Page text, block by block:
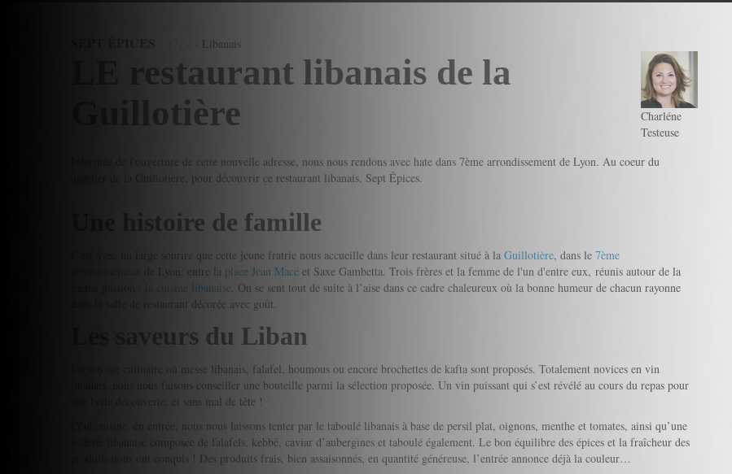
Libanais
LE restaurant libanais de la
Guillotière
Charléne
Testeuse
Informée de l'ouverture de cette nouvelle adresse, nous nous rendons avec hate dans 7ème arrondissement de Lyon. Au coeur du
quartier de la Guillotière, pour découvrir ce restaurant libanais, Sept Épices.
Une histoire de famille
C'est avec un large sourire que cette jeune fratrie nous accueille dans leur restaurant situé à la Guillotière, dans le 7ème
de Lyon, entre la place Jean Macé et Saxe Gambetta. Trois frères et la femme de l'un d'entre eux, réunis autour de la
la cuisine libanaise. On se sent tout de suite à l’aise dans ce cadre chaleureux où la bonne humeur de chacun rayonne
dans la salle de restaurant décorée avec goût.
Les saveurs du Liban
Un voyage culinaire où messe libanais, falafel, houmous ou encore brochettes de kafta sont proposés. Totalement novices en vin
libanais, nous nous faisons conseiller une bouteille parmi la sélection proposée. Un vin puissant qui s’est révélé au cours du repas pour
une belle découverte, et sans mal de tête !
Côté cuisine, en entrée, nous nous laissons tenter par le taboulé libanais à base de persil plat, oignons, menthe et tomates, ainsi qu’une
assiette libanaise composée de falafels, kebbé, caviar d’aubergines et taboulé également. Le bon équilibre des épices et la fraîcheur des
produits nous ont conquis ! Des produits frais, bien assaisonnés, en quantité généreuse, l’entrée annonce déjà la couleur…